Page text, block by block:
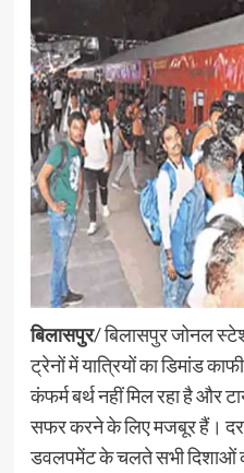
बिलासपुर/ बिलासपुर जोनल
ट्रेनों में यात्रियों का डिमांड
कंफर्म बर्थ नहीं मिल रहा है और
सफर करने के लिए मजबूर हैं।
डवलपमेंट के चलते सभी दिशाओं